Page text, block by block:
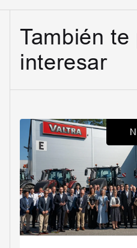
También te
interesar